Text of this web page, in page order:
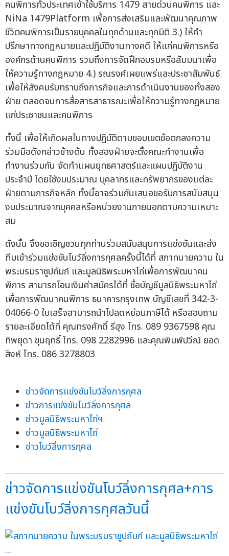
คนพิการทั่วประเทศเข้าใช้บริการ 1479 สายด่วนคนพิการ และ
NiNa 1479Platform เพื่อการส่งเสริมและพัฒนาคุณภาพ
ชีวิตคนพิการเป็นรายบุคคลในทุกด้านและทุกมิติ 3.) ให้คำ
ปรึกษาทางกฎหมายและปฏิบัติงานทางคดี ให้แก่คนพิการหรือ
องค์กรด้านคนพิการ รวมถึงการจัดฝึกอบรมหรือสัมมนาเพื่อ
ให้ความรู้ทางกฎหมาย 4.) รณรงค์เผยแพร่และประชาสัมพันธ์
เพื่อให้สังคมรับทราบถึงภารกิจและการดำเนินงานของทั้งสอง
ฝ่าย ตลอดจนการสื่อสารสาธารณะเพื่อให้ความรู้ทางกฎหมาย
แก่ประชาชนและคนพิการ
ทั้งนี้ เพื่อให้เกิดผลในทางปฏิบัติตามขอบเขตข้อตกลงความ
ร่วมมือดังกล่าวข้างต้น ทั้งสองฝ่ายจะตั้งคณะทำงานเพื่อ
ทำงานร่วมกัน จัดทำแผนยุทธศาสตร์และแผนปฏิบัติงาน
ประจำปี โดยใช้งบประมาณ บุคลากรและทรัพยากรของแต่ละ
ฝ่ายตามภารกิจหลัก ทั้งนี้อาจร่วมกันเสนอขอรับการสนับสนุน
งบประมาณจากบุคคลหรือหน่วยงานภายนอกตามความเหมาะ
สม
ดังนั้น จึงขอเชิญชวนทุกท่านร่วมสนับสนุนการแข่งขันและส่ง
ทีมเข้าร่วมแข่งขันโบว์ลิ่งการกุศลครั้งนี้ได้ที่ สภาทนายความ ใน
พระบรมราชูปถัมภ์ และมูลนิธิพระมหาไถ่เพื่อการพัฒนาคน
พิการ สามารถโอนเงินค่าสมัครได้ที่ ชื่อบัญชีมูลนิธิพระมหาไถ่
เพื่อการพัฒนาคนพิการ ธนาคารกรุงเทพ บัญชีเลขที่ 342-3-
04066-0 ใบเสร็จสามารถนำไปลดหย่อนภาษีได้ หรือสอบถาม
รายละเอียดได้ที่ คุณทรงศักดิ์ รีฮุง โทร. 089 9367598 คุณ
ทิพยุดา ขุนฤทธิ์ โทร. 098 2282996 และคุณพิมพ์ปวีณ์ ยอด
สิงห์ โทร. 086 3278803
ข่าวจัดการแข่งขันโบว์ลิ่งการกุศล
ข่าวการแข่งขันโบว์ลิ่งการกุศล
ข่าวมูลนิธิพระมหาไถ่ฯ
ข่าวมูลนิธิพระมหาไถ่
ข่าวโบว์ลิ่งการกุศล
ข่าวจัดการแข่งขันโบว์ลิ่งการกุศล+การ
แข่งขันโบว์ลิ่งการกุศลวันนี้